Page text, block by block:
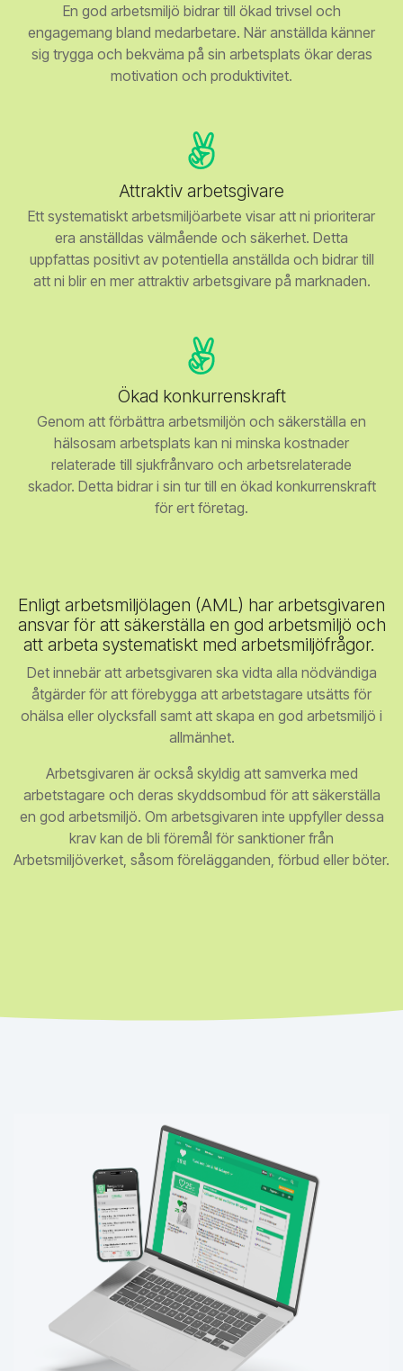
En god arbetsmiljö bidrar till ökad trivsel och
engagemang bland medarbetare. När anställda känner
sig trygga och bekväma på sin arbetsplats ökar deras
motivation och produktivitet.
Attraktiv arbetsgivare
Ett systematiskt arbetsmiljöarbete visar att ni prioriterar
era anställdas välmående och säkerhet. Detta
uppfattas positivt av potentiella anställda och bidrar till
att ni blir en mer attraktiv arbetsgivare på marknaden.
Ökad konkurrenskraft
Genom att förbättra arbetsmiljön och säkerställa en
hälsosam arbetsplats kan ni minska kostnader
relaterade till sjukfrånvaro och arbetsrelaterade
skador. Detta bidrar i sin tur till en ökad konkurrenskraft
för ert företag.
Enligt arbetsmiljölagen (AML) har arbetsgivaren
ansvar för att säkerställa en god arbetsmiljö och
att arbeta systematiskt med arbetsmiljöfrågor.
Det innebär att arbetsgivaren ska vidta alla nödvändiga
åtgärder för att förebygga att arbetstagare utsätts för
ohälsa eller olycksfall samt att skapa en god arbetsmiljö i
allmänhet.
Arbetsgivaren är också skyldig att samverka med
arbetstagare och deras skyddsombud för att säkerställa
en god arbetsmiljö. Om arbetsgivaren inte uppfyller dessa
krav kan de bli föremål för sanktioner från
Arbetsmiljöverket, såsom förelägganden, förbud eller böter.